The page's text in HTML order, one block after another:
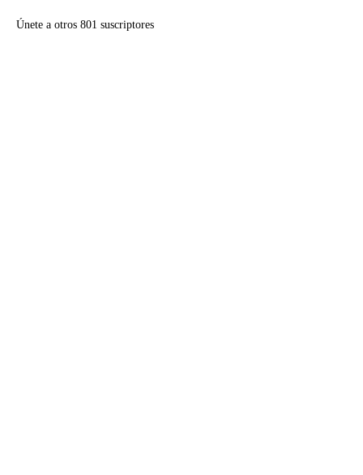
Únete a otros 801 suscriptores